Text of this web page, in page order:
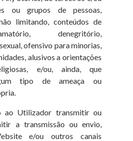
ou grupos de pessoas,
limitando, conteúdos de
denegritório,
ofensivo para minorias,
alusivos a orientações
e/ou, ainda, que
tipo de ameaça ou
Utilizador transmitir ou
a transmissão ou envio,
e/ou outros canais